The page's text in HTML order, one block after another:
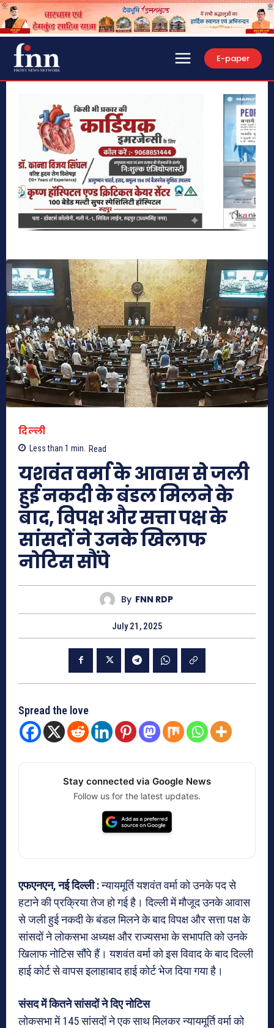
E-paper
दिल्ली
Less than 1 min. Read
यशवंत वर्मा के आवास से जली
हुई नकदी के बंडल मिलने के
बाद, विपक्ष और सत्ता पक्ष के
सांसदों ने उनके खिलाफ
नोटिस सौंपे
By FNN RDP
July 21, 2025
Spread the love
Stay connected via Google News
Follow us for the latest updates.
एफएनएन, नई दिल्ली :न्यायमूर्ति यशवंत वर्मा को उनके पद से
हटाने की प्रक्रिया तेज हो गई है। दिल्ली में मौजूद उनके आवास
से जली हुई नकदी के बंडल मिलने के बाद विपक्ष और सत्ता पक्ष के
सांसदों ने लोकसभा अध्यक्ष और राज्यसभा के सभापति को उनके
खिलाफ नोटिस सौंपे हैं। यशवंत वर्मा को इस विवाद के बाद दिल्ली
हाई कोर्ट से वापस इलाहाबाद हाई कोर्ट भेज दिया गया है।
संसद में कितने सांसदों ने दिए नोटिस
लोकसभा में 145 सांसदों ने एक साथ मिलकर न्यायमूर्ति वर्मा को